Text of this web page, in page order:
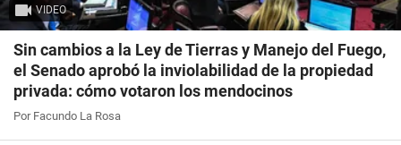
VIDEO
Sin cambios a la Ley de Tierras y Manejo del Fuego,
el Senado aprobó la inviolabilidad de la propiedad
privada: cómo votaron los mendocinos
Por Facundo La Rosa